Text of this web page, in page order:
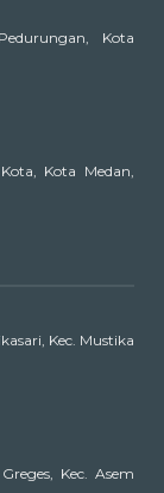
Kota
Kota Medan,
Kec. Mustika
Kec. Asem